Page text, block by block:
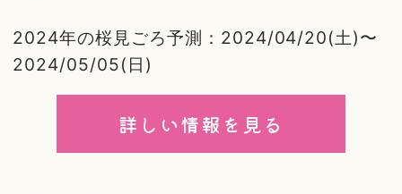
2024年の桜見ごろ予測：2024/04/20(土)〜
2024/05/05(日)
詳しい情報を見る